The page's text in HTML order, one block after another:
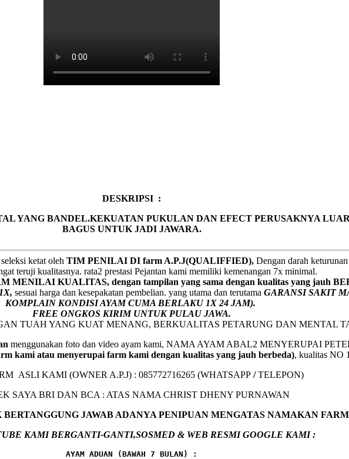
DESKRIPSI :
YANG BANDEL.KEKUATAN PUKULAN DAN EFECT PERUSAKNYA
BAGUS UNTUK JADI JAWARA.
ketat oleh TIM PENILAI DI farm A.P.J(QUALIFFIED),Dengan darah
teruji kualitasnya. rata2 prestasi Pejantan kami memiliki kemenangan 7x minimal.
KUALITAS, dengan tampilan yang sama dengan kualitas yang jauh
sesuai harga dan kesepakatan pembelian. yang utama dan terutama GARANSI SAKIT
KOMPLAIN KONDISI AYAM CUMA BERLAKU 1X 24 JAM).
FREE ONGKOS KIRIM UNTUK PULAU JAWA.
TUAH YANG KUAT MENANG, BERKUALITAS PETARUNG DAN MENTAL
menggunakan foto dan video ayam kami, NAMA AYAM ABAL2 MENYERUPAI
kami atau menyerupai farm kami dengan kualitas yang jauh berbeda), kualitas NO
ASLI KAMI (OWNER A.P.J) : 085772716265 (WHATSAPP /TELEPON)
SAYA BRI DAN BCA : ATAS NAMA CHRIST DHENY PURNAWAN
JAWAB ADANYA PENIPUAN MENGATAS NAMAKAN
KAMI BERGANTI-GANTI,SOSMED & WEB RESMI GOOGLE KAMI :
AYAM ADUAN (BAWAH 7 BULAN) :